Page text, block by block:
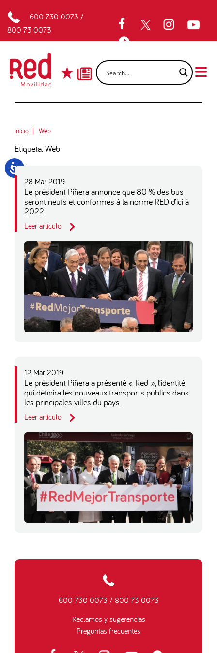
600 730 0073 /
800 73 0073
Inicio Web
Etiqueta: Web
28 Mar 2019
Le président Piñera annonce que 80 % des bus
seront neufs et conformes à la norme RED d’ici à
2022.
Leer artículo
12 Mar 2019
Le président Piñera a présenté « Red », l’identité
qui définira les nouveaux transports publics dans
les principales villes du pays.
Leer artículo
600 730 0073 / 800 73 0073
Reclamos y sugerencias
Preguntas frecuentes